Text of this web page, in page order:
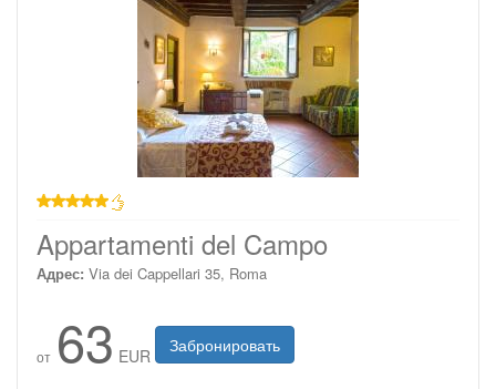
Appartamenti del Campo
Адрес: Via dei Cappellari 35, Roma
от 63 EUR Забронировать